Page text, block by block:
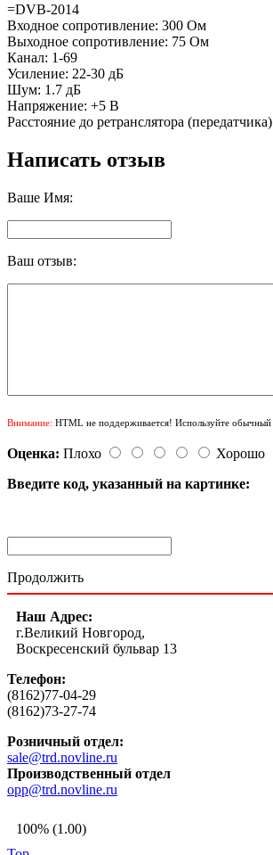
=DVB-2014
Входное сопротивление: 300 Ом
Выходное сопротивление: 75 Ом
Канал: 1-69
Усиление: 22-30 дБ
Шум: 1.7 дБ
Напряжение: +5 В
Расстояние до ретранслятора
Написать отзыв
Ваше Имя:
Ваш отзыв:
Внимание: HTML не поддерживается! Используйте обычный
Оценка: Плохо
Хорошо
Введите код, указанный на картинке:
Продолжить
Наш Адрес:
г.Великий Новгород,
Воскресенский бульвар 13
Телефон:
(8162)77-04-29
(8162)73-27-74
Розничный отдел:
sale@trd.novline.ru
Производственный отдел
opp@trd.novline.ru
100% (1.00)